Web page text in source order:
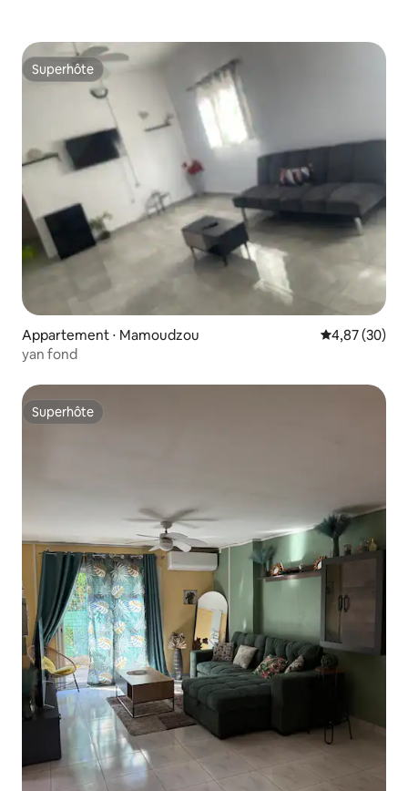
Superhôte
Superhôte
Appartement ⋅ Mamoudzou Évaluation
4,87 (30)
yan fond
Superhôte
Superhôte